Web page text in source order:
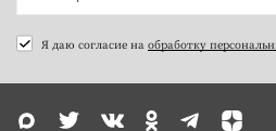
Я даю согласие на обработку